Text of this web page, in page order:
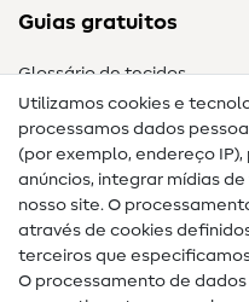
Guias gratuitos
Glossário de tecidos
Guias de costura
Ajuda e contacto
Contacto
Utilizamos cookies e
processamos dados
(por exemplo, endereço
anúncios, integrar mídias
nosso site. O
através de cookies
terceiros que
O processamento de